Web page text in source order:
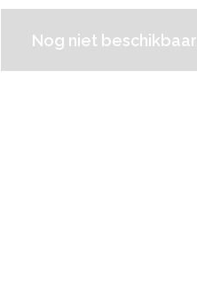
Nog niet beschikbaar